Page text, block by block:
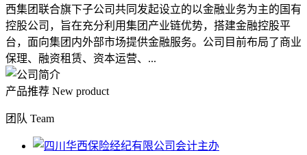
西集团联合旗下子公司共同发起设立的以金融业务为主的国有
控股公司，旨在充分利用集团产业链优势，搭建金融控股平
台，面向集团内外部市场提供金融服务。公司目前布局了商业
保理、融资租赁、资本运营、...
产品推荐 New product
团队 Team